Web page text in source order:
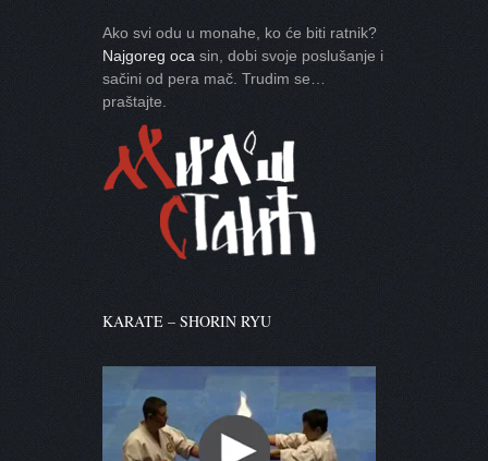
Ako svi odu u monahe, ko će biti ratnik?
Najgoreg oca sin, dobi svoje poslušanje i
sačini od pera mač. Trudim se…
praštajte.
KARATE – SHORIN RYU